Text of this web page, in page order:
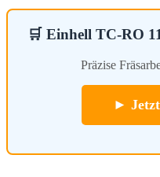
🛒 Einhell TC-RO
Präzise
►